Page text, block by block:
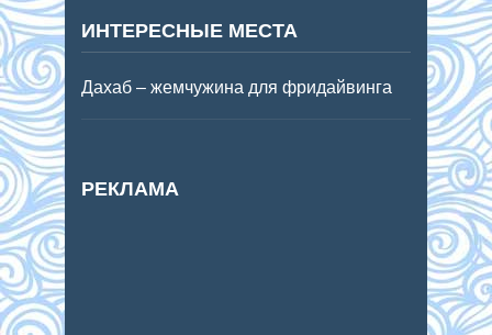
ИНТЕРЕСНЫЕ МЕСТА
Дахаб – жемчужина для фридайвинга
РЕКЛАМА